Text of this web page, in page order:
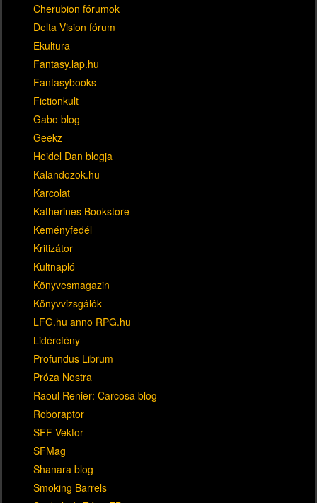
Cherubion fórumok
Delta Vision fórum
Ekultura
Fantasy.lap.hu
Fantasybooks
Fictionkult
Gabo blog
Geekz
Heidel Dan blogja
Kalandozok.hu
Karcolat
Katherines Bookstore
Keményfedél
Kritizátor
Kultnapló
Könyvesmagazin
Könyvvizsgálók
LFG.hu anno RPG.hu
Lidércfény
Profundus Librum
Próza Nostra
Raoul Renier: Carcosa blog
Roboraptor
SFF Vektor
SFMag
Shanara blog
Smoking Barrels